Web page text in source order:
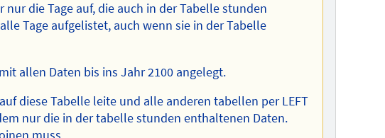
die Tage auf, die auch in der Tabelle stunden
Tage aufgelistet, auch wenn sie in der Tabelle
allen Daten bis ins Jahr 2100 angelegt.
diese Tabelle leite und alle anderen tabellen per LEFT
nur die in der tabelle stunden enthaltenen Daten.